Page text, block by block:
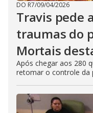
DO R7/09/04/2026
Travis pede
traumas do
Mortais
Após chegar aos 280
retomar o controle da